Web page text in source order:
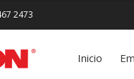
2473
Inicio